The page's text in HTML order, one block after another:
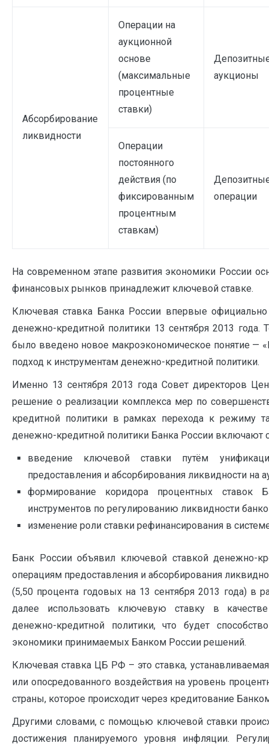
Абсорбирование
ликвидности
Операции на
аукционной
основе
(максимальные
процентные
ставки)
аукционы
Операции
постоянного
действия (по
фиксированным
процентным
ставкам)
операции
На современном этапе развития экономики России
финансовых рынков принадлежит ключевой ставке.
Ключевая ставка Банка России впервые
денежно-кредитной политики 13 сентября 2013 года.
было введено новое макроэкономическое понятие —
подход к инструментам денежно-кредитной политики.
Именно 13 сентября 2013 года Совет директоров
решение о реализации комплекса мер по
кредитной политики в рамках перехода к режиму
денежно-кредитной политики Банка России включают
введение ключевой ставки путём
предоставления и абсорбирования ликвидности на
формирование коридора процентных ставок
инструментов по регулированию ликвидности
изменение роли ставки рефинансирования в
Банк России объявил ключевой ставкой денежно-
операциям предоставления и абсорбирования
(5,50 процента годовых на 13 сентября 2013 года) в
далее использовать ключевую ставку в
денежно-кредитной политики, что будет
экономики принимаемых Банком России решений.
Ключевая ставка ЦБ РФ – это ставка,
или опосредованного воздействия на уровень
страны, которое происходит через кредитование
Другими словами, с помощью ключевой ставки
достижения планируемого уровня инфляции.